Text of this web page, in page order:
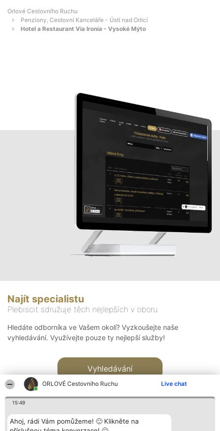
ORLOVÉ Cestovního Ruchu Live chat
15:49
Ahoj, rádi Vám pomůžeme! 🙂 Klikněte na
Orlové Cestovního Ruchu
Penziony, Cestovní Kanceláře - Ústí nad Orlicí
Hotel a Restaurant Via Ironia - Vysoké Mýto
Najít specialistu
Plebiscit sdružuje těch nejlepších v oboru
Hledáte odborníka ve Vašem okolí? Vyzkoušejte naše
vyhledávání. Využívejte pouze ty nejlepší služby!
Vyhledávání